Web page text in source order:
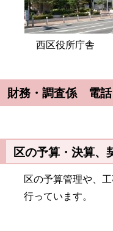
西区役所庁舎
財務・調査係 電
区の予算・決算、
区の予算管理や、
行っています。